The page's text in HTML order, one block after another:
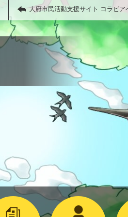
大府市民活動支援サイト コラビア